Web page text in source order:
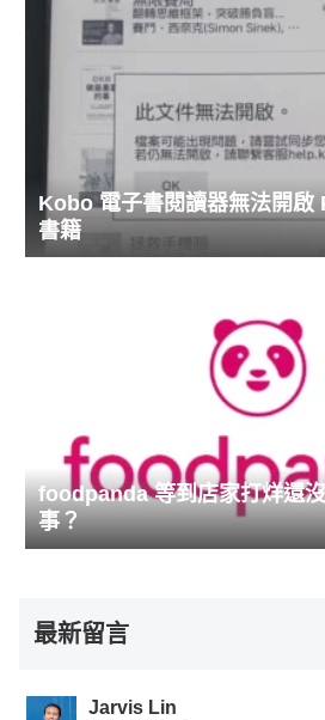
Kobo 電子書閱讀器無法開啟
書籍
foodpanda 等到店家打烊還
事？
最新留言
Jarvis Lin